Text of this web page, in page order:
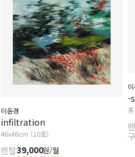
이윤경
infiltration
46x46cm (10호)
렌탈39,000원/월
-